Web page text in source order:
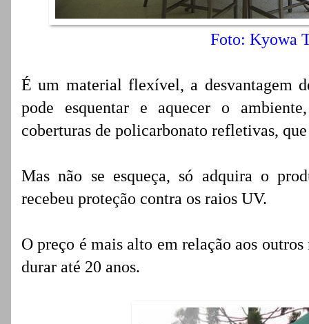
Foto: Kyowa
É um material flexível, a desvantagem
pode esquentar e aquecer o
coberturas de policarbonato refletivas,
Mas não se esqueça, só adquira o
recebeu proteção contra os raios UV.
O preço é mais alto em relação aos
durar até 20 anos.